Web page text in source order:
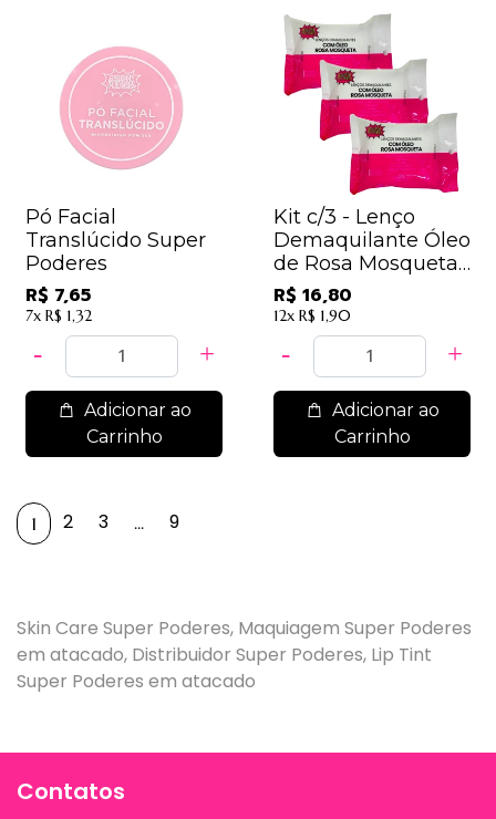
Pó Facial
Translúcido Super
Poderes
R$ 7,65
7x R$ 1,32
Adicionar ao
Carrinho
Kit c/3 - Lenço
Demaquilante Óleo
de Rosa Mosqueta
- LDSP05
R$ 16,80
12x R$ 1,90
Adicionar ao
Carrinho
1 2 3 ... 9
Skin Care Super Poderes, Maquiagem Super Poderes
em atacado, Distribuidor Super Poderes, Lip Tint
Super Poderes em atacado
Contatos